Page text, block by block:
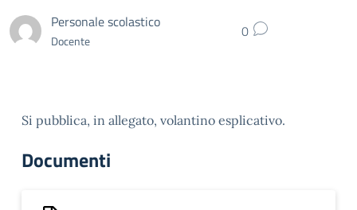
Personale scolastico
Docente 0
Si pubblica, in allegato, volantino esplicativo.
Documenti